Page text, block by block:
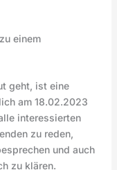
einem
geht, ist eine
am 18.02.2023
interessierten
zu reden,
und auch
zu klären.